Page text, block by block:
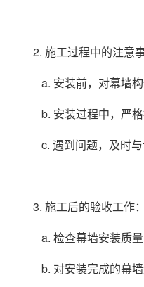
2. 施工过程中的注意事
a. 安装前，对幕墙
b. 安装过程中，严
c. 遇到问题，及时
3. 施工后的验收工作：
a. 检查幕墙安装质
b. 对安装完成的幕